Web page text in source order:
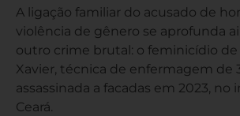
A ligação familiar do acusado de
violência de gênero se aprofunda
outro crime brutal: o feminicídio de
Xavier, técnica de enfermagem de
assassinada a facadas em 2023, no
Ceará.